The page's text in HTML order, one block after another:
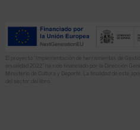
El proyecto “Implementación de herramientas de
anualidad 2022” ha sido financiado por la Dirección
Ministerio de Cultura y Deporte. La finalidad de este
del sector del libro.